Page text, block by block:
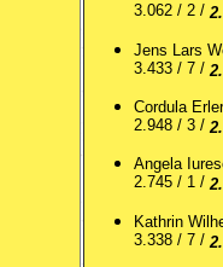
3.062 / 2 /
Jens Lars
3.433 / 7 /
Cordula Erler
2.948 / 3 /
Angela
2.745 / 1 /
Kathrin
3.338 / 7 /